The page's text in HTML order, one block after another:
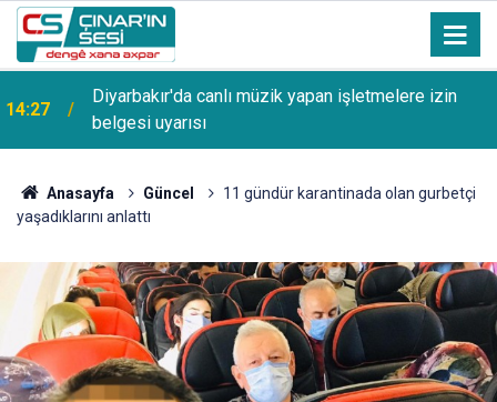
14:27
Diyarbakır'da canlı müzik yapan işletmelere izin
belgesi uyarısı
Anasayfa Güncel
​11 gündür karantinada olan gurbetçi
yaşadıklarını anlattı